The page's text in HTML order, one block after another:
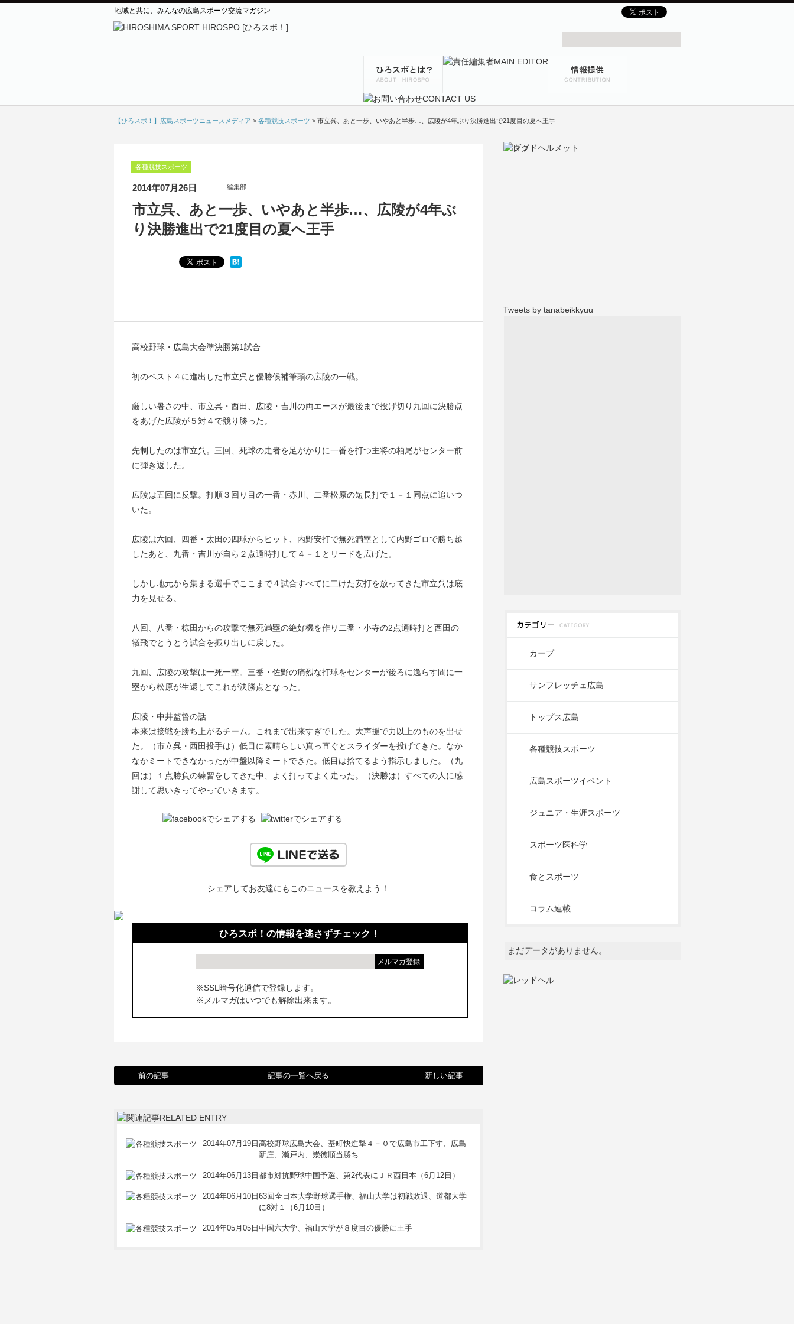
地域と共に、みんなの広島スポーツ交流マガジン
【ひろスポ！】広島スポーツニュースメディア > 各種競技スポーツ > 市立呉、あと一歩、いやあと半歩…、広陵が4年ぶり決勝進出で21度目の夏へ王手
各種競技スポーツ
2014年07月26日 編集部
市立呉、あと一歩、いやあと半歩…、広陵が4年ぶ
り決勝進出で21度目の夏へ王手
高校野球・広島大会準決勝第1試合
初のベスト４に進出した市立呉と優勝候補筆頭の広陵の一戦。
厳しい暑さの中、市立呉・西田、広陵・吉川の両エースが最後まで投げ切り九回に決勝点
をあげた広陵が５対４で競り勝った。
先制したのは市立呉。三回、死球の走者を足がかりに一番を打つ主将の柏尾がセンター前
に弾き返した。
広陵は五回に反撃。打順３回り目の一番・赤川、二番松原の短長打で１－１同点に追いつ
いた。
広陵は六回、四番・太田の四球からヒット、内野安打で無死満塁として内野ゴロで勝ち越
したあと、九番・吉川が自ら２点適時打して４－１とリードを広げた。
しかし地元から集まる選手でここまで４試合すべてに二けた安打を放ってきた市立呉は底
力を見せる。
八回、八番・椋田からの攻撃で無死満塁の絶好機を作り二番・小寺の2点適時打と西田の
犠飛でとうとう試合を振り出しに戻した。
九回、広陵の攻撃は一死一塁。三番・佐野の痛烈な打球をセンターが後ろに逸らす間に一
塁から松原が生還してこれが決勝点となった。
広陵・中井監督の話
本来は接戦を勝ち上がるチーム。これまで出来すぎでした。大声援で力以上のものを出せ
た。（市立呉・西田投手は）低目に素晴らしい真っ直ぐとスライダーを投げてきた。なか
なかミートできなかったが中盤以降ミートできた。低目は捨てるよう指示しました。（九
回は）１点勝負の練習をしてきた中、よく打ってよく走った。（決勝は）すべての人に感
謝して思いきってやっていきます。
シェアしてお友達にもこのニュースを教えよう！
ひろスポ！の情報を逃さずチェック！
※SSL暗号化通信で登録します。
※メルマガはいつでも解除出来ます。
前の記事 記事の一覧へ戻る 新しい記事
2014年07月19日 高校野球広島大会、基町快進撃４－０で広島市工下す、広島
新庄、瀬戸内、崇徳順当勝ち
2014年06月13日 都市対抗野球中国予選、第2代表にＪＲ西日本（6月12日）
2014年06月10日 63回全日本大学野球選手権、福山大学は初戦敗退、道都大学
に8対１（6月10日）
2014年05月05日 中国六大学、福山大学が８度目の優勝に王手
Tweets by tanabeikkyuu
カープ
サンフレッチェ広島
トップス広島
各種競技スポーツ
広島スポーツイベント
ジュニア・生涯スポーツ
スポーツ医科学
食とスポーツ
コラム連載
まだデータがありません。